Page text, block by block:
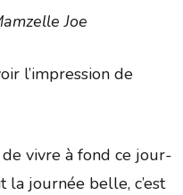
Joe
l’impression de
vivre à fond ce jour-
la journée belle, c’est